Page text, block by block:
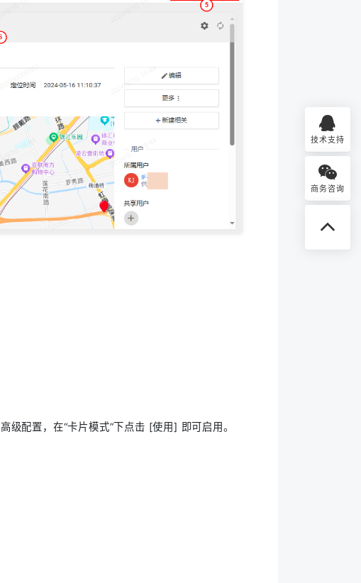
配置，在“卡片模式”下点击 [使用] 即可启用。
技术支持
商务咨询